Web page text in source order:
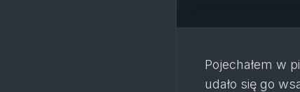
Pojechałem w
udało się go